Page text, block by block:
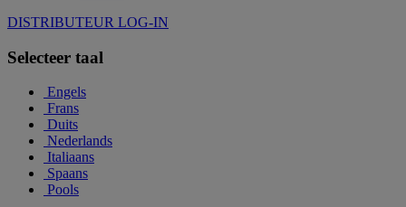
DISTRIBUTEUR LOG-IN
Selecteer taal
Engels
Frans
Duits
Nederlands
Italiaans
Spaans
Pools